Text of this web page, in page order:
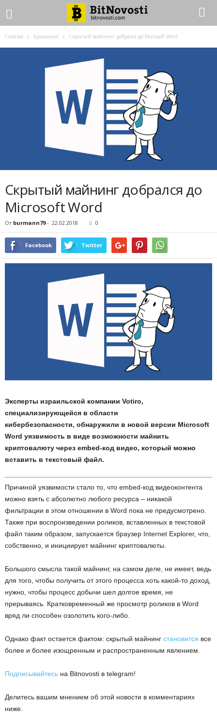
Главная Криминал Скрытый майнинг добрался до Microsoft Word
Скрытый майнинг добрался до
Microsoft Word
От burmann79- 22.02.2018 0
Facebook Twitter
Эксперты израильской компании Votiro,
специализирующейся в области
кибербезопасности, обнаружили в новой версии Microsoft
Word уязвимость в виде возможности майнить
криптовалюту через embed-код видео, который можно
вставить в текстовый файл.
Причиной уязвимости стало то, что embed-код видеоконтента
можно взять с абсолютно любого ресурса – никакой
фильтрации в этом отношении в Word пока не предусмотрено.
Также при воспроизведении роликов, вставленных в текстовой
файл таким образом, запускается браузер Internet Explorer, что,
собственно, и инициирует майнинг криптовалюты.
Большого смысла такой майнинг, на самом деле, не имеет, ведь
для того, чтобы получить от этого процесса хоть какой-то доход,
нужно, чтобы процесс добычи шел долгое время, не
прерываясь. Кратковременный же просмотр роликов в Word
вряд ли способен озолотить кого-либо.
Однако факт остается фактом: скрытый майнинг становится все
более и более изощренным и распространенным явлением.
Подписывайтесь на Bitnovosti в telegram!
Делитесь вашим мнением об этой новости в комментариях
ниже.